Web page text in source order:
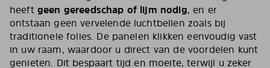
heeft geen gereedschap of lijm nodig, en er
ontstaan geen vervelende luchtbellen zoals bij
traditionele folies. De panelen klikken eenvoudig vast
in uw raam, waardoor u direct van de voordelen kunt
genieten. Dit bespaart tijd en moeite, terwijl u zeker